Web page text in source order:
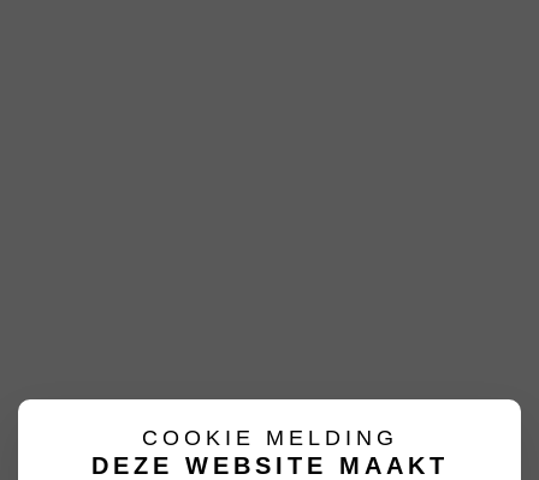
COOKIE MELDING
DEZE WEBSITE MAAKT